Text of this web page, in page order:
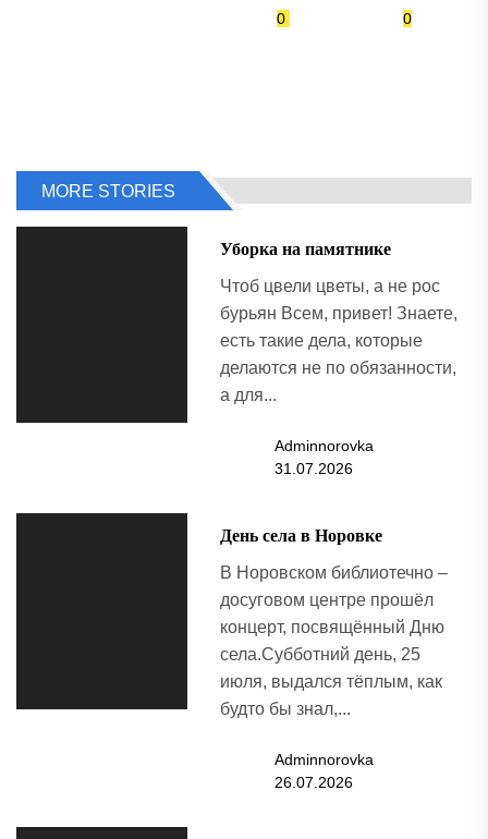
0 0
MORE STORIES
Уборка на памятнике
Чтоб цвели цветы, а не рос
бурьян Всем, привет! Знаете,
есть такие дела, которые
делаются не по обязанности,
а для...
Adminnorovka
31.07.2026
День села в Норовке
В Норовском библиотечно –
досуговом центре прошёл
концерт, посвящённый Дню
села.Субботний день, 25
июля, выдался тёплым, как
будто бы знал,...
Adminnorovka
26.07.2026